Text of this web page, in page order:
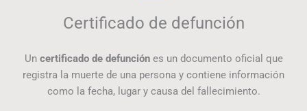
Certificado de defunción
Un certificado de defunciónes un documento oficial que
registra la muerte de una persona y contiene información
como la fecha, lugar y causa del fallecimiento.